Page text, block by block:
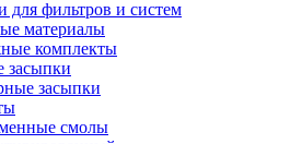
для фильтров и систем
материалы
комплекты
засыпки
смолы